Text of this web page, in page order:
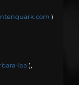
)
laa ),